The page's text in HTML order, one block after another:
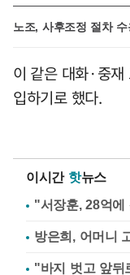
노조, 사후조정 절차
이 같은 대화·중
입하기로 했다.
이시간 핫뉴스
"서장훈, 28억에
방은희, 어머니
"바지 벗고 앞